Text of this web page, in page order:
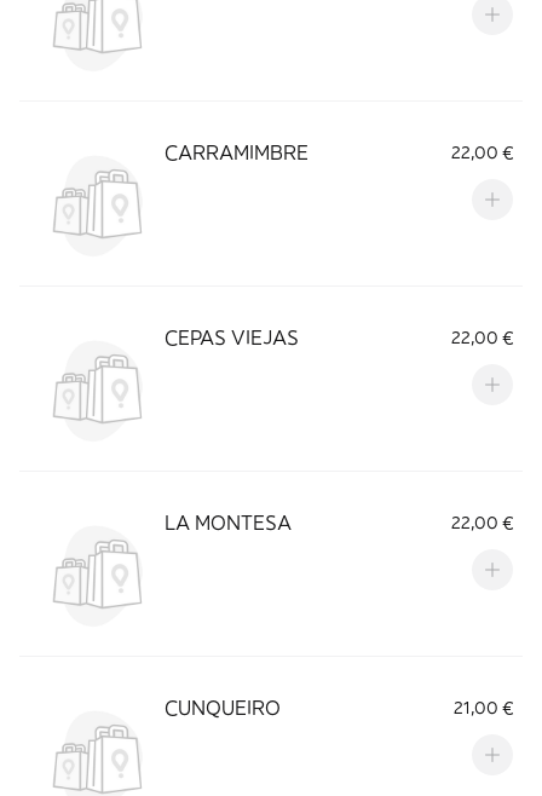
CARRAMIMBRE 22,00 €
CEPAS VIEJAS 22,00 €
LA MONTESA 22,00 €
CUNQUEIRO 21,00 €